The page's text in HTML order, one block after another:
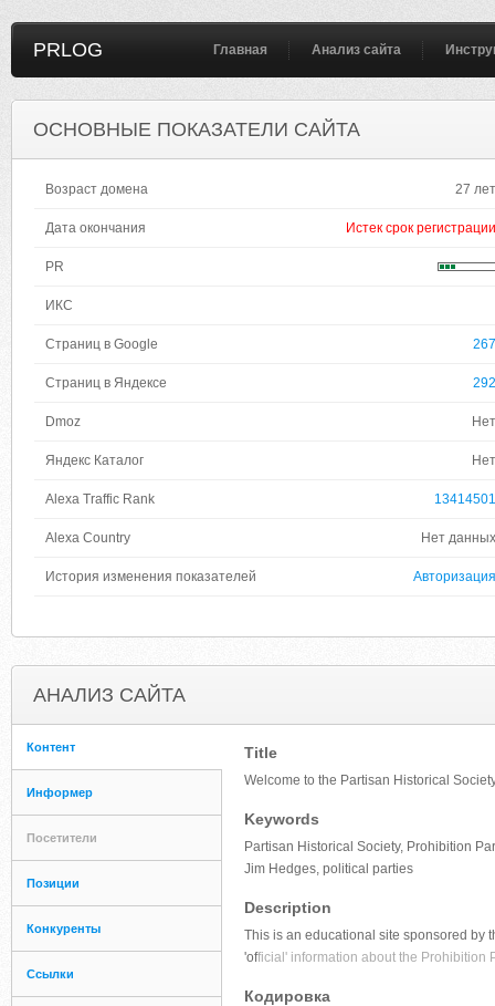
PRLOG Главная Анализ сайта
ОСНОВНЫЕ ПОКАЗАТЕЛИ САЙТА
Возраст домена 27 лет
Дата окончания Истек срок регистрации
PR
ИКС
Страниц в Google 267
Страниц в Яндексе 292
Dmoz Нет
Яндекс Каталог Нет
Alexa Traffic Rank 13414501
Alexa Country Нет данных
История изменения показателей Авторизация
АНАЛИЗ САЙТА
Контент
Информер
Посетители
Позиции
Конкуренты
Ссылки
Title
Welcome to the Partisan Historical
Keywords
Partisan Historical Society, Prohibition
Jim Hedges, political parties
Description
This is an educational site sponsored by
'official' information about the Prohibition
Кодировка